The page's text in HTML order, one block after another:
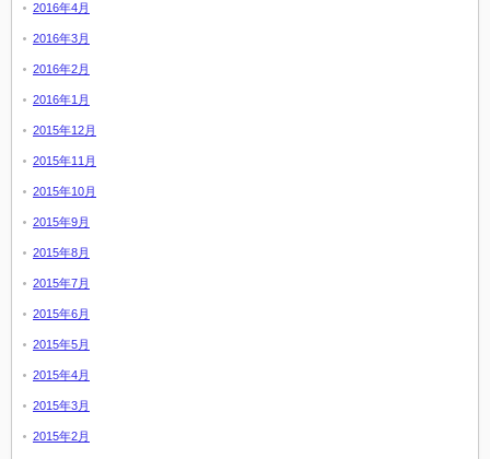
2016年4月
2016年3月
2016年2月
2016年1月
2015年12月
2015年11月
2015年10月
2015年9月
2015年8月
2015年7月
2015年6月
2015年5月
2015年4月
2015年3月
2015年2月